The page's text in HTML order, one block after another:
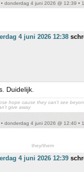
• donderdag 4 juni 2026 @ 12:39 •
4 juni 2026 12:38
Duidelijk.
hope cause they can't see
give away
• donderdag 4 juni 2026 @ 12:40 •
they/them
4 juni 2026 12:39